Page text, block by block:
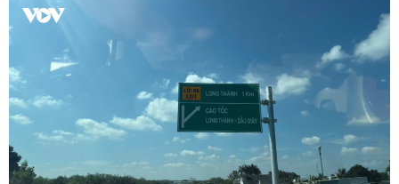
Kinh tế
Bất động sản
Khởi nghiệp
Thị trường
Giá vàng
Tiêu dùng